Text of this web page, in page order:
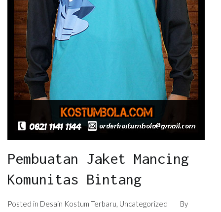
Pembuatan Jaket Mancing
Komunitas Bintang
Posted in Desain Kostum Terbaru, Uncategorized
By